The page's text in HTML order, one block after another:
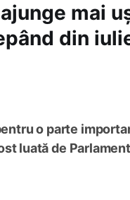
mai
din
o parte
luată de